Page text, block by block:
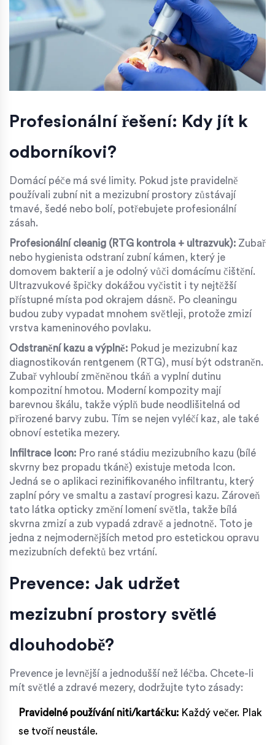
Profesionální řešení: Kdy jít k
odborníkovi?
Domácí péče má své limity. Pokud jste pravidelně
používali zubní nit a mezizubní prostory zůstávají
tmavé, šedé nebo bolí, potřebujete profesionální
zásah.
Profesionální cleanig (RTG kontrola + ultrazvuk): Zubař
nebo hygienista odstraní zubní kámen, který je
domovem bakterií a je odolný vůči domácímu čištění.
Ultrazvukové špičky dokážou vyčistit i ty nejtěžší
přístupné místa pod okrajem dásně. Po cleaningu
budou zuby vypadat mnohem světleji, protože zmizí
vrstva kameninového povlaku.
Odstranění kazu a výplně: Pokud je mezizubní kaz
diagnostikován rentgenem (RTG), musí být odstraněn.
Zubař vyhloubí změněnou tkáň a vyplní dutinu
kompozitní hmotou. Moderní kompozity mají
barevnou škálu, takže výplň bude neodlišitelná od
přirozené barvy zubu. Tím se nejen vyléčí kaz, ale také
obnoví estetika mezery.
Infiltrace Icon: Pro rané stádiu mezizubního kazu (bílé
skvrny bez propadu tkáně) existuje metoda Icon.
Jedná se o aplikaci rezinifikovaného infiltrantu, který
zaplní póry ve smaltu a zastaví progresi kazu. Zároveň
tato látka opticky změní lomení světla, takže bílá
skvrna zmizí a zub vypadá zdravě a jednotně. Toto je
jedna z nejmodernějších metod pro estetickou opravu
mezizubních defektů bez vrtání.
Prevence: Jak udržet
mezizubní prostory světlé
dlouhodobě?
Prevence je levnější a jednodušší než léčba. Chcete-li
mít světlé a zdravé mezery, dodržujte tyto zásady:
Pravidelné používání niti/kartáčku: Každý večer. Plak
se tvoří neustále.